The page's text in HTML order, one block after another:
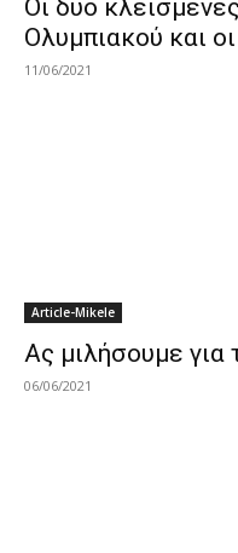
Οι δύο
Ολυμπιακού και
11/06/2021
Article-Mikele
Ας μιλήσουμε για
06/06/2021